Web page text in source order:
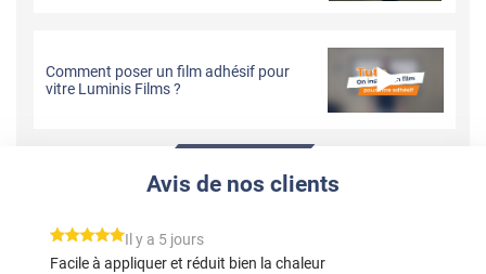
Comment poser un film adhésif pour
vitre Luminis Films ?
Avis de nos clients
*****
Il y a 5 jours
Facile à appliquer et réduit bien la chaleur